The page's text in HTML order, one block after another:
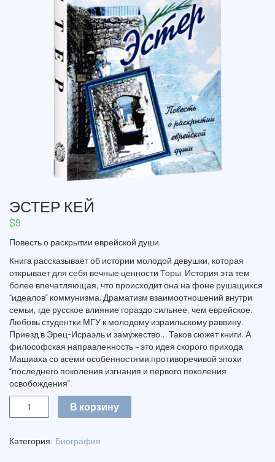
ЭСТЕР КЕЙ
$9
Повесть о раскрытии еврейской души.
Книга рассказывает об истории молодой девушки, которая
открывает для себя вечные ценности Торы. История эта тем
более впечатляющая, что происходит она на фоне рушащихся
“идеалов” коммунизма. Драматизм взаимоотношений внутри
семьи, где русское влияние гораздо сильнее, чем еврейское.
Любовь студентки МГУ к молодому израильскому раввину.
Приезд в Эрец-Исраэль и замужество… Таков сюжет книги. А
философская направленность – это идея скорого прихода
Машиаха со всеми особенностями противоречивой эпохи
“последнего поколения изгнания и первого поколения
освобождения”.
ЭСТЕР
В корзину
Категория: Биография